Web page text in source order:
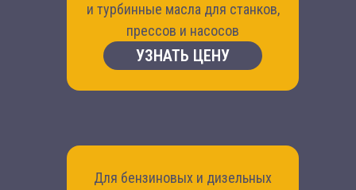
Для бензиновых и дизельных
и турбинные масла для станков,
прессов и насосов
УЗНАТЬ ЦЕНУ